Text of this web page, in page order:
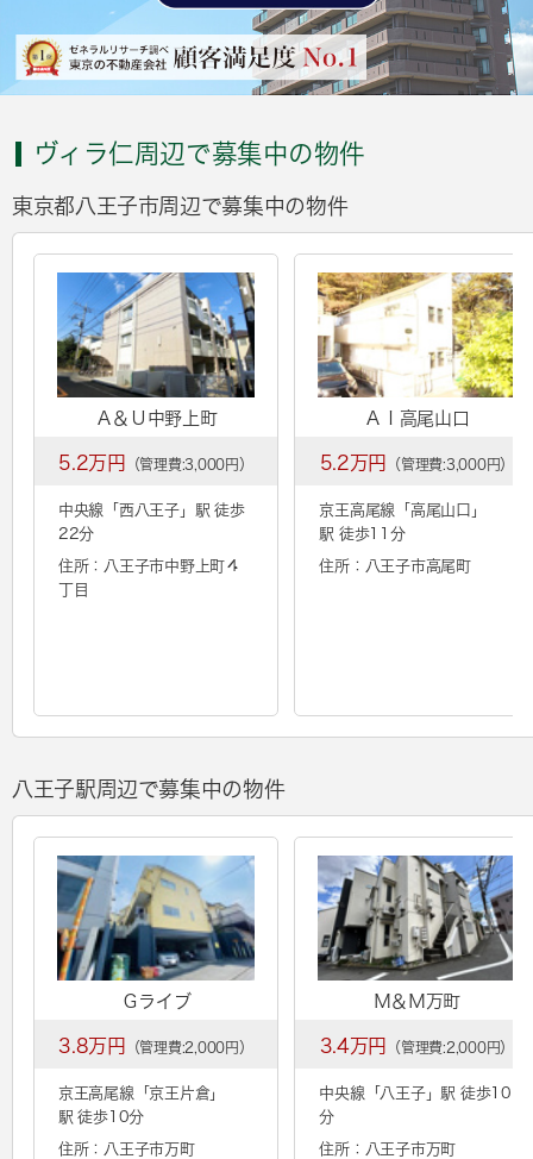
ヴィラ仁周辺で募集中の物件
東京都八王子市周辺で募集中の物件
Ａ＆Ｕ中野上町
5.2万円 （管理費:3,000円）
中央線「 西八王子」駅 徒歩
22分
住所：八王子市中野上町４
丁目
ＡＩ高尾山口
5.2万円 （管理費:3,000円）
京王高尾線「 高尾山口
」
駅 徒歩11分
住所：八王子市高尾町
八王子駅周辺で募集中の物件
Ｇライブ
3.8万円 （管理費:2,000円）
京王高尾線「京王片倉」
駅 徒歩10分
住所：八王子市万町
Ｍ＆Ｍ万町
3.4万円 （管理費:2,000円）
中央線「 八王子」駅 徒歩10
分
住所：八王子市万町